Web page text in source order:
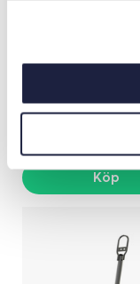
269 kr
Köp